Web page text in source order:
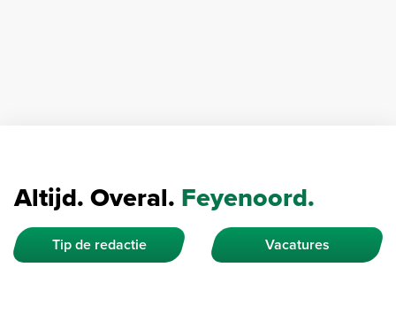
Altijd. Overal. Feyenoord.
Tip de redactie Vacatures